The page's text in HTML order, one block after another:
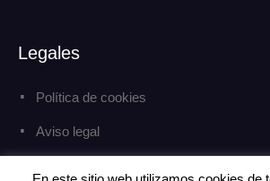
Legales
Política de cookies
Aviso legal